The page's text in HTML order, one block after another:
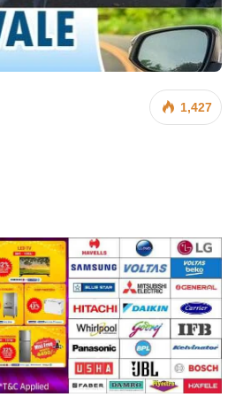
1,427